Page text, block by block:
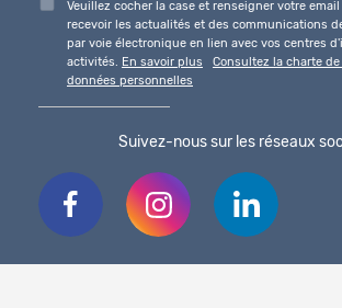
Veuillez cocher la case et renseigner votre
recevoir les actualités et des communications
par voie électronique en lien avec vos centres
activités.
En savoir plus
Consultez la charte
données personnelles
Suivez-nous sur les réseaux